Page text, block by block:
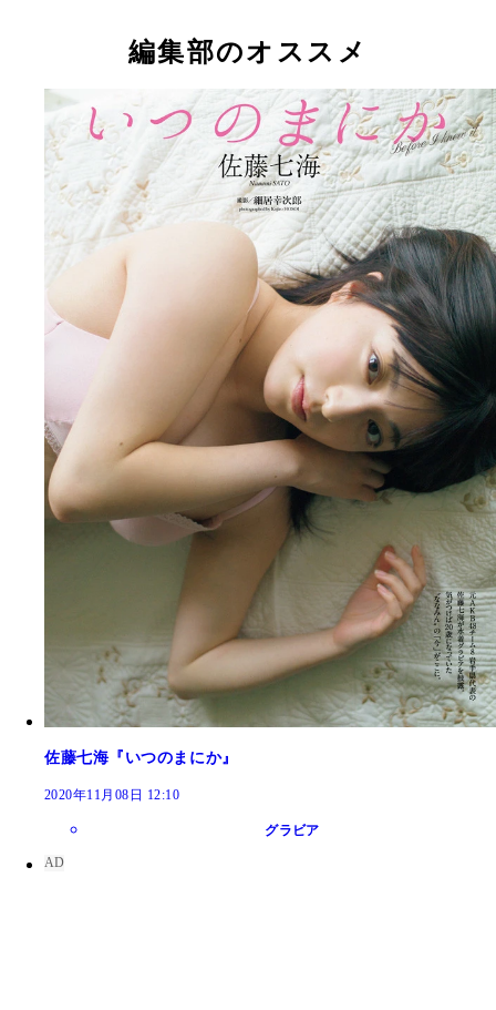
編集部のオススメ
佐藤七海『いつのまにか』
2020年11月08日 12:10
グラビア